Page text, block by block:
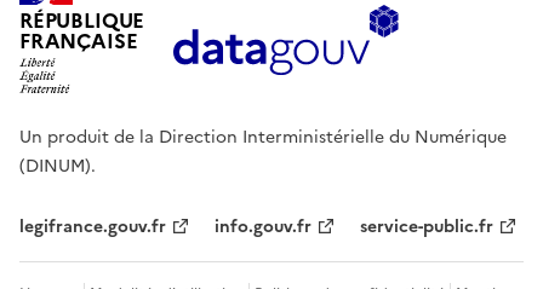
RÉPUBLIQUE
FRANÇAISE
Un produit de la Direction Interministérielle du Numérique
(DINUM).
legifrance.gouv.fr info.gouv.fr service-public.fr